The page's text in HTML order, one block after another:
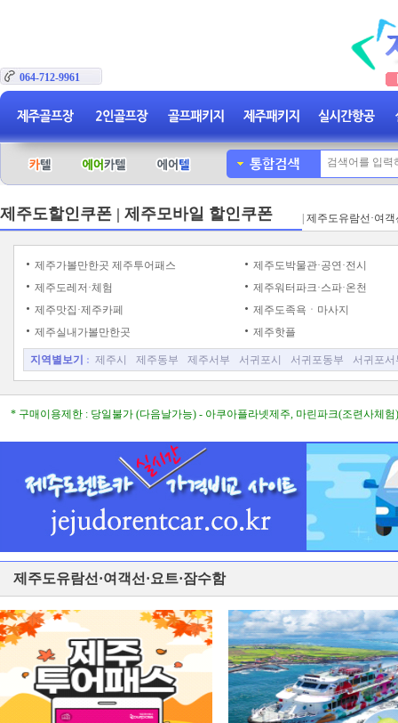
064-712-9961
제주도할인쿠폰 | 제주모바일 할인쿠폰 제주도유람선·여객
제주가볼만한곳 제주투어패스
제주도박물관·공연·전시
제주도레저·체험
제주워터파크·스파·온천
제주맛집·제주카페
제주도족욕ㆍ마사지
제주실내가볼만한곳
제주핫플
지역별보기 : 제주시 제주동부 제주서부 서귀포시 서귀포동부 서귀포서
* 구매이용제한 : 당일불가 (다음날가능) - 아쿠아플라넷제주, 마린파크(조련사체
제주도유람선·여객선·요트·잠수함